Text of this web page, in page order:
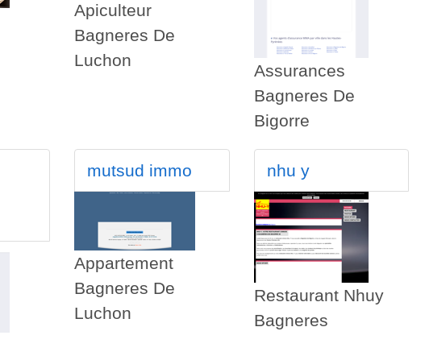
Apiculteur
Bagneres De
Luchon
Assurances
Bagneres De
Bigorre
mutsud immo
Appartement
Bagneres De
Luchon
nhu y
Restaurant Nhuy
Bagneres